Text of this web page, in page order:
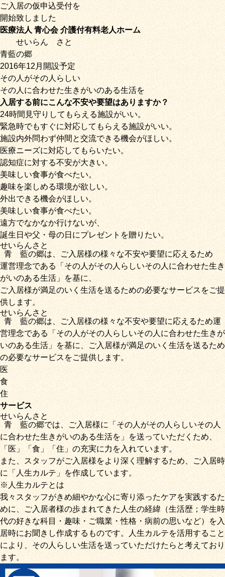
ご入居の仮申込受付を
開始致しました
医療法人 青心会 介護付有料老人ホーム
せいらんさと
青藍の郷
2016年12月開設予定
その人がその人らしい
その人に合わせた生きがいのある生活を
入居する前にこんな不安や要望はありますか？
24時間見守りしてもらえる施設がいい。
緊急時でもすぐに対応してもらえる施設がいい。
施設内外問わず仲間と交流できる機会がほしい。
医療ニーズに対応してもらいたい。
認知症に対する不安が大きい。
美味しい食事が食べたい。
趣味を楽しめる環境が欲しい。
外出できる機会がほしい。
美味しい食事が食べたい。
遠方でなかなか行けないが、
誕生日や父・母の日にプレゼントを贈りたい。
青藍
せいらん
の郷
さと
は、ご入居様の様々な不安や要望に応えるため
運営理念である「その人がその人らしいその人に合わせた生き
がいのある生活」を基に、
ご入居様が満足のいく生活を送るための必要なサービスをご提
供します。
青藍
せいらん
の郷
さと
は、ご入居様の様々な不安や要望に応えるため運
営理念である「その人がその人らしいその人に合わせた生きが
いのある生活」を基に、ご入居様が満足のいく生活を送るため
の必要なサービスをご提供します。
医
食
住
サービス
青藍
せいらん
の郷
さと
では、ご入居様に「その人がその人らしいその人
に合わせた生きがいのある生活を」を送っていただくため、
「医」 「食」「住」の充実に力を入れています。
また、スタッフがご入居様をより深く理解するため、ご入居時
に「人生カルテ」を作成しています。
※人生カルテとは
我々スタッフがきめ細やかな心に寄り添ったケアを実践するた
めに、ご入居者様の歩まれてきた人生の経緯（生活歴；学生時
代の好きな科目・趣味・ご職業・性格・病前の思いなど）を入
居時にお聞きし作成するものです。人生カルテを活用すること
により、その人らしい生活を送っていただけたらと考えており
ます。